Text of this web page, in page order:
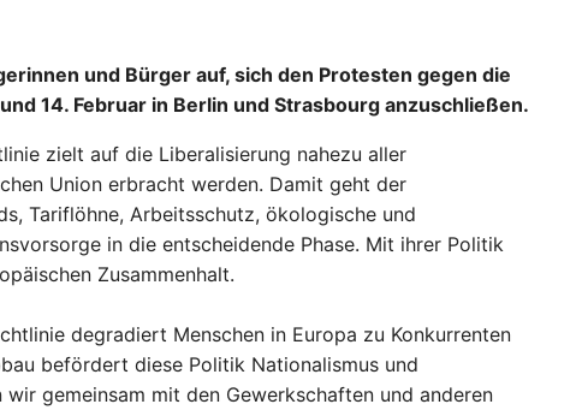
und Bürger auf, sich den Protesten gegen die
14. Februar in Berlin und Strasbourg anzuschließen.
zielt auf die Liberalisierung nahezu aller
Union erbracht werden. Damit geht der
Tariflöhne, Arbeitsschutz, ökologische und
in die entscheidende Phase. Mit ihrer Politik
Zusammenhalt.
degradiert Menschen in Europa zu Konkurrenten
befördert diese Politik Nationalismus und
gemeinsam mit den Gewerkschaften und anderen